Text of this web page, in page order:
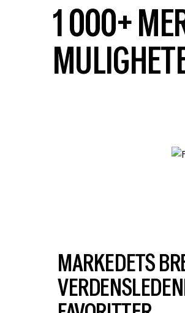
1 000+
MARKEDETS